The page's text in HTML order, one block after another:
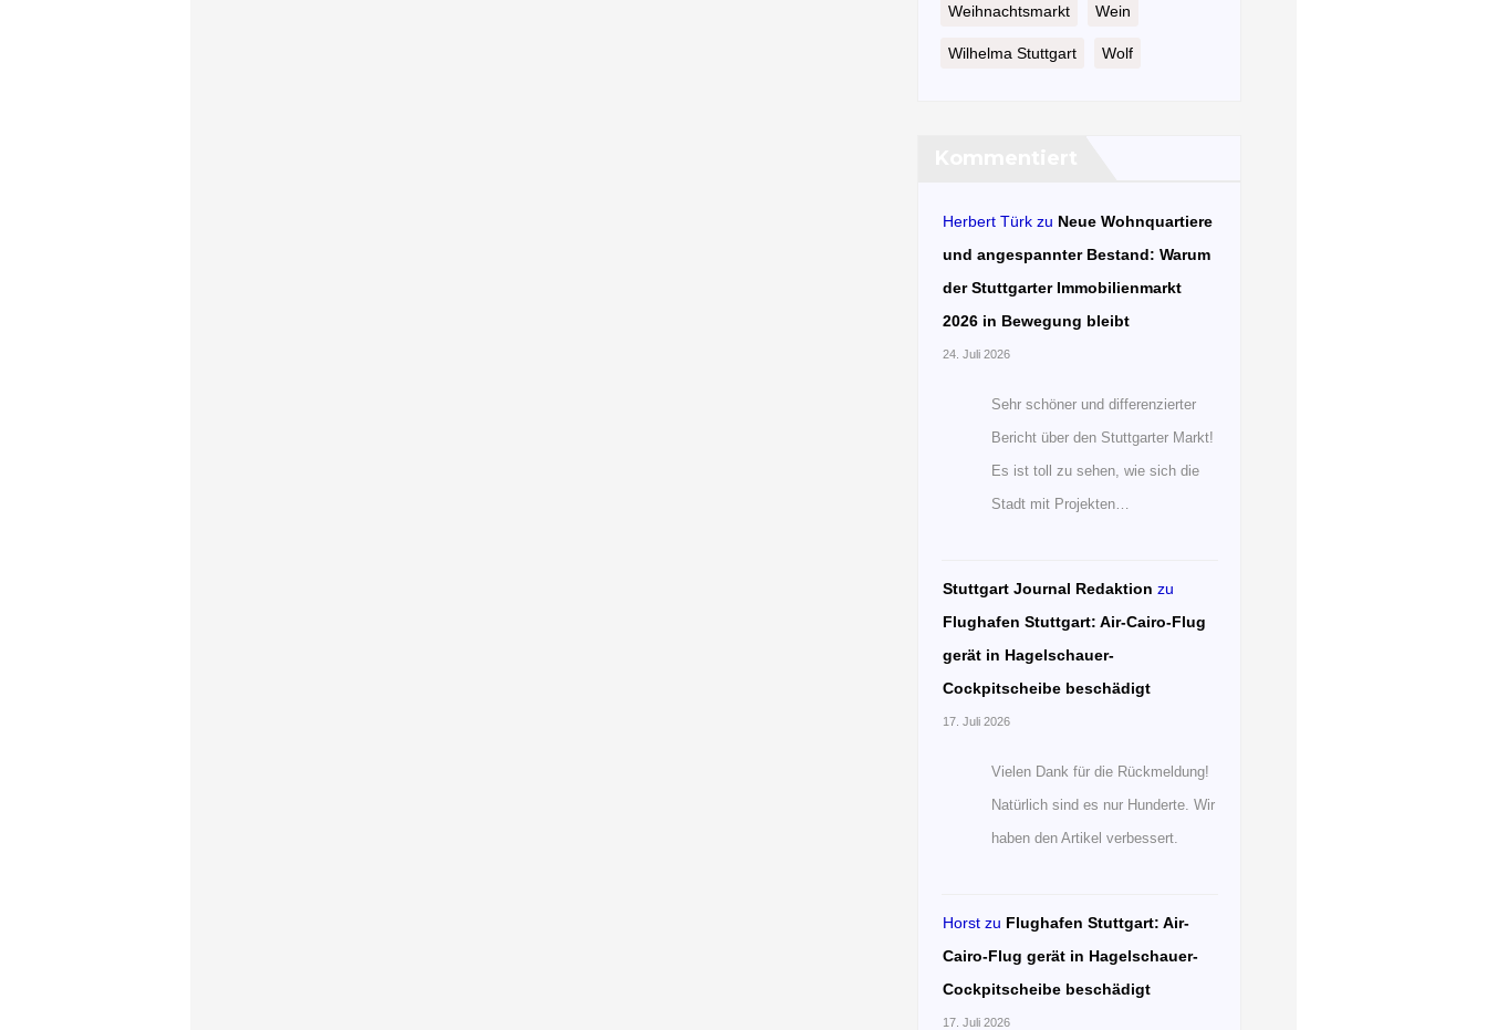
Weihnachtsmarkt Wein
Wilhelma Stuttgart Wolf
Herbert Türkzu Neue Wohnquartiere
und angespannter Bestand: Warum
der Stuttgarter Immobilienmarkt
2026 in Bewegung bleibt
24. Juli 2026
Sehr schöner und differenzierter
Bericht über den Stuttgarter Markt!
Es ist toll zu sehen, wie sich die
Stadt mit Projekten…
Stuttgart Journal Redaktion zu
Flughafen Stuttgart: Air-Cairo-Flug
gerät in Hagelschauer-
Cockpitscheibe beschädigt
17. Juli 2026
Vielen Dank für die Rückmeldung!
Natürlich sind es nur Hunderte. Wir
haben den Artikel verbessert.
Horstzu Flughafen Stuttgart: Air-
Cairo-Flug gerät in Hagelschauer-
Cockpitscheibe beschädigt
17. Juli 2026